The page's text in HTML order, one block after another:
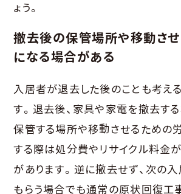
ょう。
撤去後の保管場所や移動さ
になる場合がある
入居者が退去した後のことも考え
す。退去後、家具や家電を撤去す
保管する場所や移動させるための
する際は処分費やリサイクル料金
があります。逆に撤去せず、次の
もらう場合でも通常の原状回復工